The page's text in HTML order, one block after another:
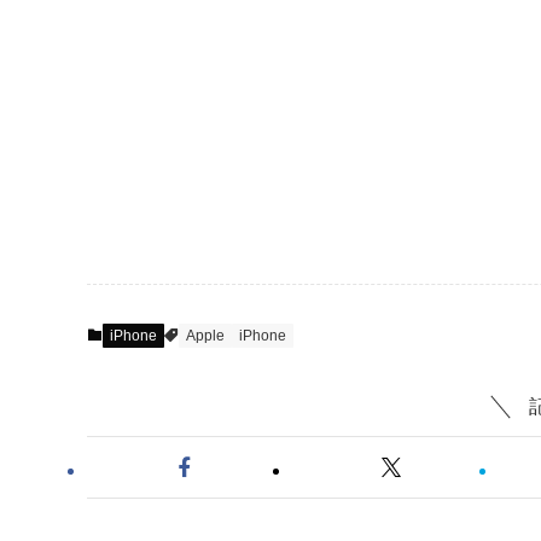
iPhone Apple iPhone